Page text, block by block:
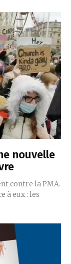
nouvelle
contre la PMA.
à eux : les